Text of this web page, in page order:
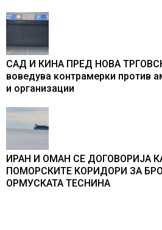
САД И КИНА ПРЕД НОВА
воведува контрамерки против
и организации
ИРАН И ОМАН СЕ ДОГОВОРИЈА
ПОМОРСКИТЕ КОРИДОРИ ЗА
ОРМУСКАТА ТЕСНИНА